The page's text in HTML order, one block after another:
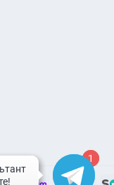
1
1